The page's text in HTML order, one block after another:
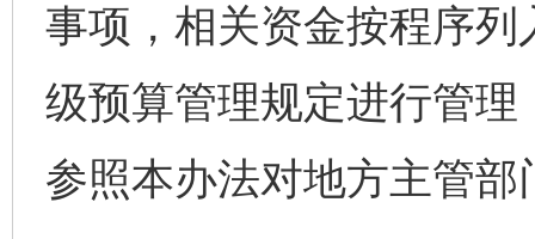
事项，相关资金按程序
级预算管理规定进行管
参照本办法对地方主管